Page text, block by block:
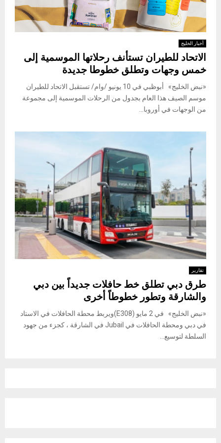
أخبار الخليج
الاتحاد للطيران تستأنف رحلاتها الموسمية إلى
خمس وجهات وتطلق خطوطا جديدة
«نبض الخليج» أبوظبي في 10 يونيو /وام/ تستقبل الاتحاد للطيران
موسم الصيف هذا العام بجدول من الرحلات الموسمية إلى مجموعة
من الوجهات في أوروبا...
تقارير
طرق دبي تطلق خط حافلات جديداً بين دبي
والشارقة وتطور خطوطاً أخرى
«نبض الخليج» في 2 مايو (E308)ويربط محطة الحافلات في الاستاد
في دبي ومحطة الحافلات في Jubail في الشارقة ، كجزء من جهود
السلطة لتوسيع...